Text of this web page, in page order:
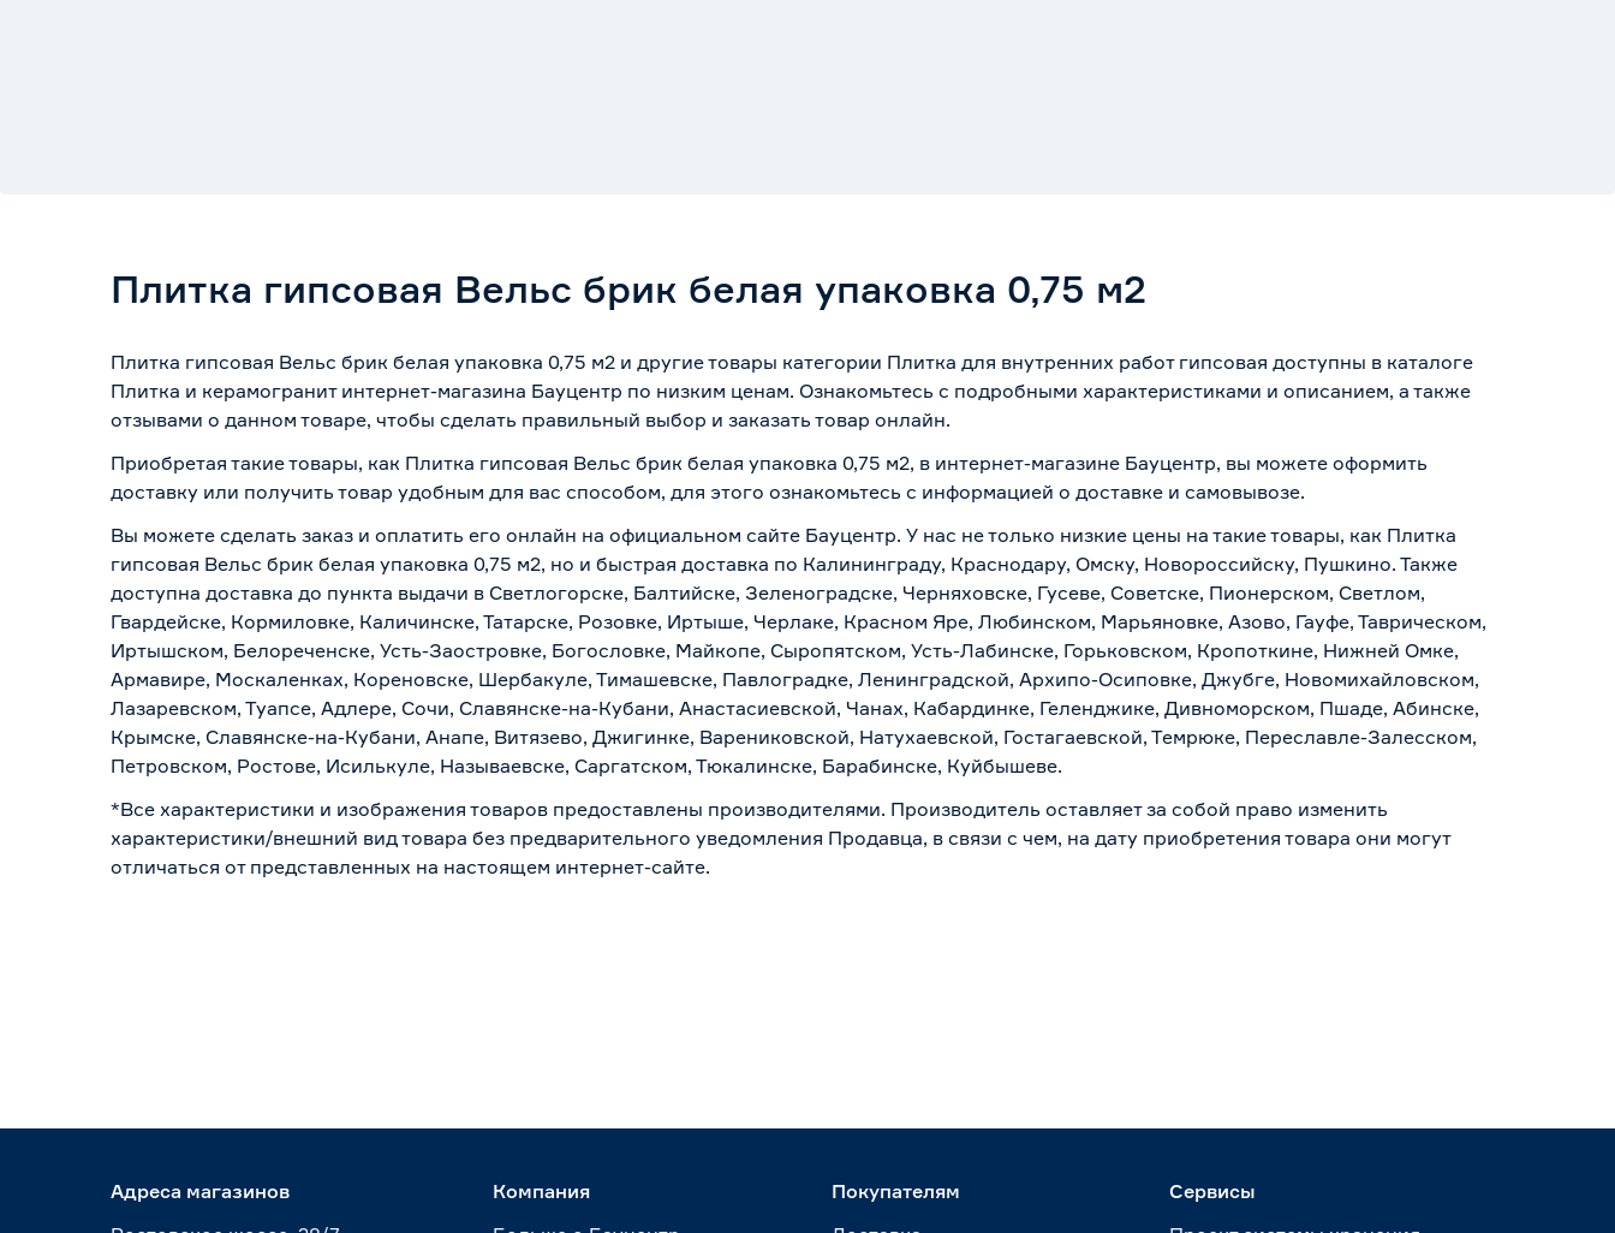
Плитка гипсовая Вельс брик белая упаковка 0,75 м2
Плитка гипсовая Вельс брик белая упаковка 0,75 м2 и другие товары категории Плитка для внутренних работ гипсовая доступны в каталоге
Плитка и керамогранит интернет-магазина Бауцентр по низким ценам. Ознакомьтесь с подробными характеристиками и описанием, а также
отзывами о данном товаре, чтобы сделать правильный выбор и заказать товар онлайн.
Приобретая такие товары, как Плитка гипсовая Вельс брик белая упаковка 0,75 м2, в интернет-магазине Бауцентр, вы можете оформить
доставку или получить товар удобным для вас способом, для этого ознакомьтесь с информацией о доставке и самовывозе.
Вы можете сделать заказ и оплатить его онлайн на официальном сайте Бауцентр. У нас не только низкие цены на такие товары, как Плитка
гипсовая Вельс брик белая упаковка 0,75 м2, но и быстрая доставка по Калининграду, Краснодару, Омску, Новороссийску, Пушкино. Также
доступна доставка до пункта выдачи в Светлогорске, Балтийске, Зеленоградске, Черняховске, Гусеве, Советске, Пионерском, Светлом,
Гвардейске, Кормиловке, Каличинске, Татарске, Розовке, Иртыше, Черлаке, Красном Яре, Любинском, Марьяновке, Азово, Гауфе, Таврическом,
Иртышском, Белореченске, Усть-Заостровке, Богословке, Майкопе, Сыропятском, Усть-Лабинске, Горьковском, Кропоткине, Нижней Омке,
Армавире, Москаленках, Кореновске, Шербакуле, Тимашевске, Павлоградке, Ленинградской, Архипо-Осиповке, Джубге, Новомихайловском,
Лазаревском, Туапсе, Адлере, Сочи, Славянске-на-Кубани, Анастасиевской, Чанах, Кабардинке, Геленджике, Дивноморском, Пшаде, Абинске,
Крымске, Славянске-на-Кубани, Анапе, Витязево, Джигинке, Варениковской, Натухаевской, Гостагаевской, Темрюке, Переславле-Залесском,
Петровском, Ростове, Исилькуле, Называевске, Саргатском, Тюкалинске, Барабинске, Куйбышеве.
*Все характеристики и изображения товаров предоставлены производителями. Производитель оставляет за собой право изменить
характеристики/внешний вид товара без предварительного уведомления Продавца, в связи с чем, на дату приобретения товара они могут
отличаться от представленных на настоящем интернет-сайте.
Адреса магазинов
Компания
Покупателям
Сервисы